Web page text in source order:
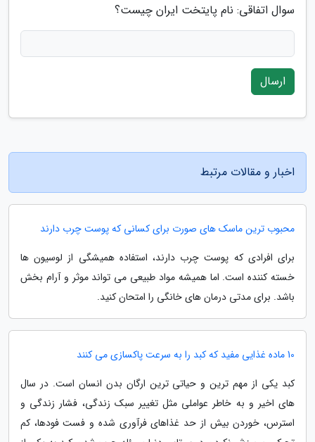
سوال اتفاقی: نام پایتخت ایران چیست؟
ارسال
اخبار و مقالات مرتبط
محبوب ترین ماسک های صورت برای کسانی که پوست چرب دارند
برای افرادی که پوست چرب دارند، استفاده همیشگی از لوسیون ها
خسته کننده است. اما همیشه مواد طبیعی می تواند موثر و آرام بخش
باشد. برای مدتی درمان های خانگی را امتحان کنید.
10 ماده غذایی مفید که کبد را به سرعت پاکسازی می کنند
کبد یکی از مهم ترین و حیاتی ترین ارگان بدن انسان است. در سال
های اخیر و به خاطر عواملی مثل تغییر سبک زندگی، فشار زندگی و
استرس، خوردن بیش از حد غذاهای فرآوری شده و فست فودها، کم